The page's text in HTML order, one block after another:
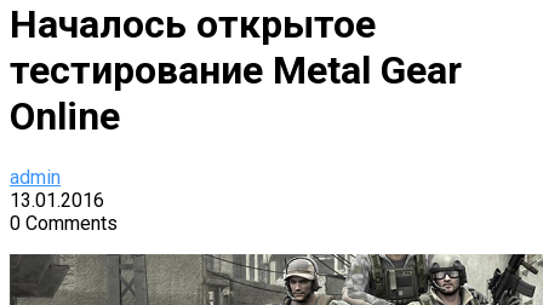
Началось открытое
тестирование Metal Gear
Online
admin
13.01.2016
0 Comments